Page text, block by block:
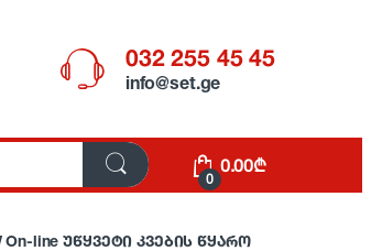
032 255 45 45
info@set.ge
0
0.00₾
On-line უწყვეტი კვების წყარო